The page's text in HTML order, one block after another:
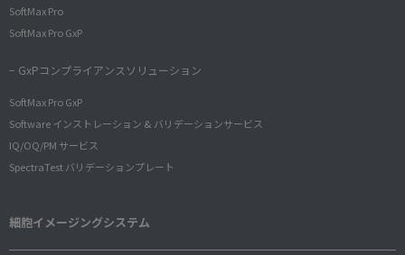
SoftMax Pro
SoftMax Pro GxP
− GxPコンプライアンスソリューション
SoftMax Pro GxP
Software インストレーション & バリデーションサービス
IQ/OQ/PM サービス
SpectraTest バリデーションプレート
細胞イメージングシステム